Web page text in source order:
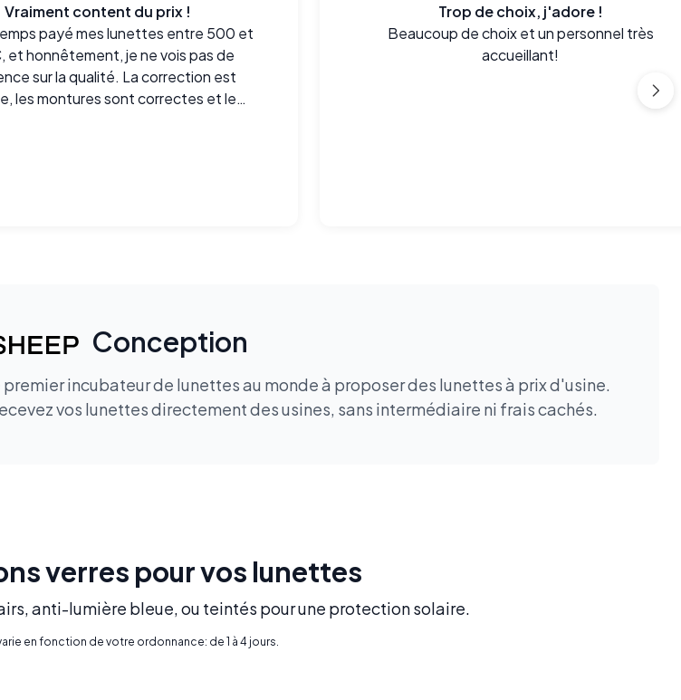
Vraiment content du prix !
payé mes lunettes entre 500 et
et honnêtement, je ne vois pas de
sur la qualité. La correction est
les montures sont correctes et le
Trop de choix, j'adore !
Beaucoup de choix et un personnel très
accueillant!
Conception
incubateur de lunettes au monde à proposer des lunettes à prix d'usine.
vos lunettes directement des usines, sans intermédiaire ni frais cachés.
verres pour vos lunettes
anti-lumière bleue, ou teintés pour une protection solaire.
en fonction de votre ordonnance: de 1 à 4 jours.